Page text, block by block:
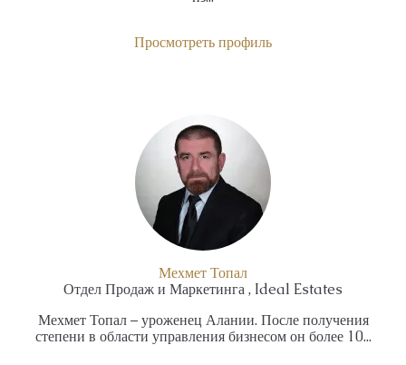
Просмотреть профиль
Мехмет Топал
Отдел Продаж и Маркетинга , Ideal Estates
Мехмет Топал – уроженец Алании. После получения
степени в области управления бизнесом он более 10...